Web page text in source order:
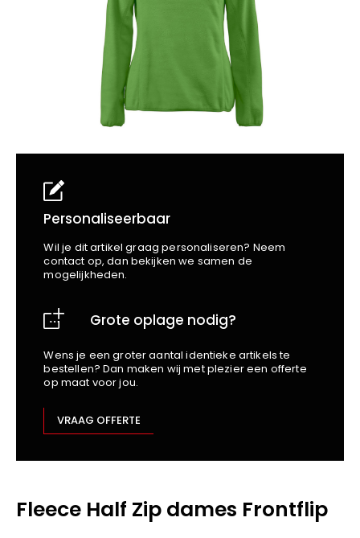
Business Kapper
Beechfield
Blakläder
Claude
CrossHatch
Edge Safety
Harvest
Heckel
Hydrowear
Jassz
Kariban
M-Safe
OXXA
Premier
ProAct
Personaliseerbaar
Wil je dit artikel graag personaliseren? Neem
contact op, dan bekijken we samen de
mogelijkheden.
Grote oplage nodig?
Wens je een groter aantal identieke artikels te
bestellen? Dan maken wij met plezier een offerte
op maat voor jou.
VRAAG OFFERTE
Fleece Half Zip dames Frontflip